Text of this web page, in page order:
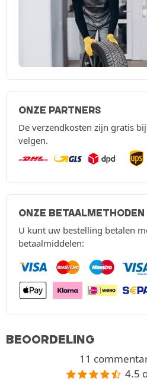
ONZE PARTNERS
De verzendkosten zijn gratis
velgen.
ONZE BETAALMETHODEN
U kunt uw bestelling betalen
betaalmiddelen:
BEOORDELING
11
4.5